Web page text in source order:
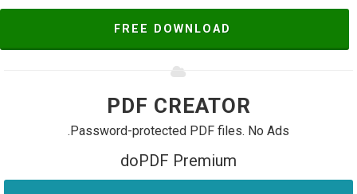
FREE DOWNLOAD
PDF CREATOR
Password-protected PDF files. No Ads.
doPDF Premium